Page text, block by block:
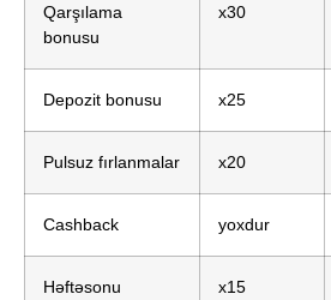
Qarşılama
bonusu
x30
Depozit bonusu x25
Pulsuz fırlanmalar x20
Cashback yoxdur
Həftəsonu
x15